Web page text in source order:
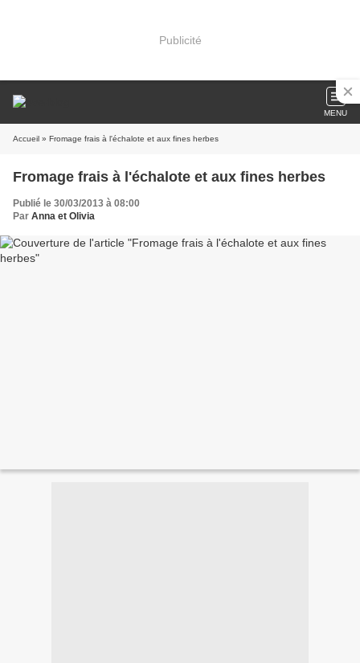
Publicité
MENU
Accueil » Fromage frais à l'échalote et aux fines herbes
Fromage frais à l'échalote et aux fines herbes
Publié le 30/03/2013 à 08:00
Par Anna et Olivia